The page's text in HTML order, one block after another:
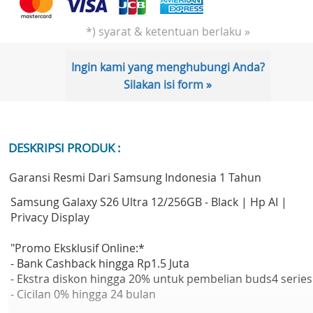
*) syarat & ketentuan berlaku »
Ingin kami yang menghubungi Anda?
Silakan isi form »
DESKRIPSI PRODUK :
Garansi Resmi Dari Samsung Indonesia 1 Tahun
Samsung Galaxy S26 Ultra 12/256GB - Black | Hp AI |
Privacy Display
"Promo Eksklusif Online:*
- Bank Cashback hingga Rp1.5 Juta
- Ekstra diskon hingga 20% untuk pembelian buds4 series
- Cicilan 0% hingga 24 bulan